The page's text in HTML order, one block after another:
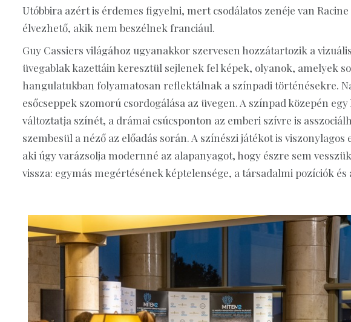
Utóbbira azért is érdemes figyelni, mert csodálatos zenéje van
élvezhető, akik nem beszélnek franciául.
Guy Cassiers világához ugyanakkor szervesen hozzátartozik a
üvegablak kazettáin keresztül sejlenek fel képek, olyanok, amelyek
hangulatukban folyamatosan reflektálnak a színpadi történésekre.
esőcseppek szomorú csordogálása az üvegen. A színpad közepén
változtatja színét, a drámai csúcsponton az emberi szívre is
szembesül a néző az előadás során. A színészi játékot is
aki úgy varázsolja modernné az alapanyagot, hogy észre sem
vissza: egymás megértésének képtelensége, a társadalmi pozíciók